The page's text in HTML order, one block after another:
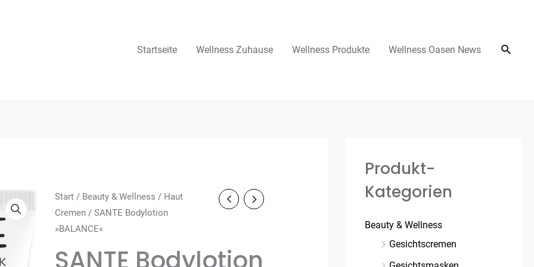
Startseite Wellness Zuhause Wellness Produkte Wellness Oasen News
Start/ Beauty & Wellness / Haut
Cremen/ SANTE Bodylotion
»BALANCE«
Produkt-
Kategorien
Beauty & Wellness
Gesichtscremen